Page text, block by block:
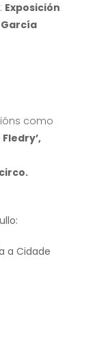
Exposición
García
como
a Cidade